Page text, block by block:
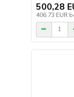
500,28
406,73 EUR